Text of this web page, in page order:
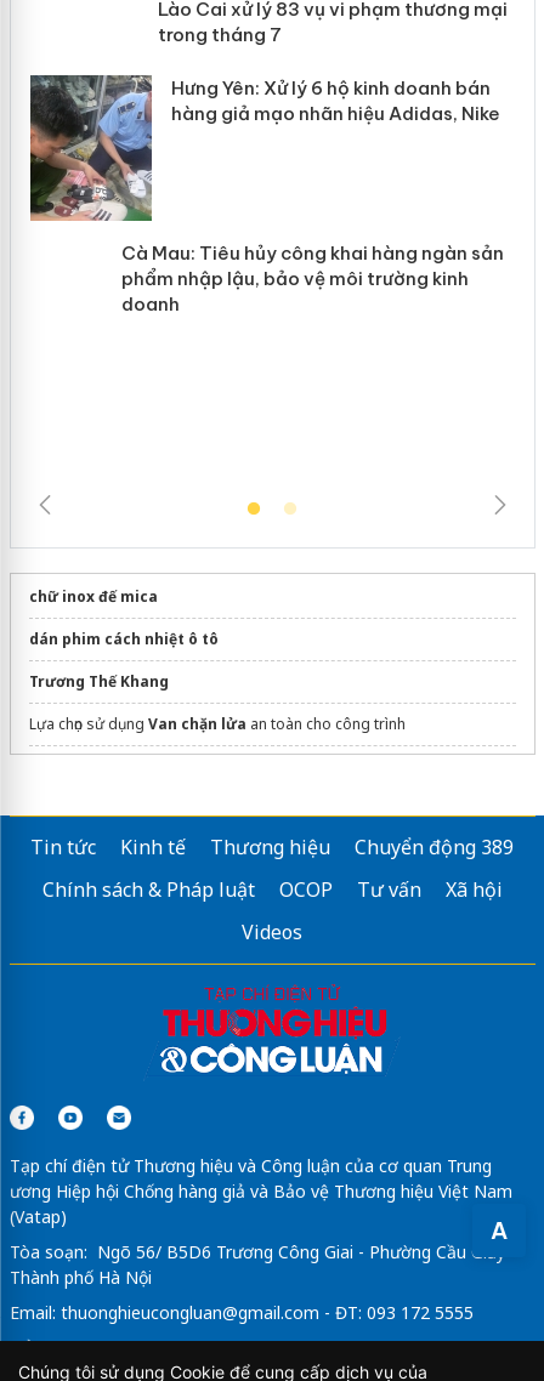
A
Lào Cai xử lý 83 vụ vi phạm thương
mại trong tháng 7
chữ inox đế mica
dán phim cách nhiệt ô tô
Trương Thế Khang
Lựa chọn sử dụng Van chặn lửa an toàn cho công trình
Mua Bông tẩy trang IpekGiá tốt
Làm bảng hiệutại Quảng cáo Idea
Tin tức Kinh tế Thương hiệu
Chuyển động 389
Chính sách & Pháp luật
OCOP Tư vấn
Xã hội
Videos
Tạp chí điện tử Thương hiệu và Công luận của cơ quan Trung
ương Hiệp hội Chống hàng giả và Bảo vệ Thương hiệu Việt Nam
(Vatap)
Tòa soạn: Ngõ 56/ B5D6 Trương Công Giai - Phường Cầu Giấy -
Thành phố Hà Nội
Email: thuonghieucongluan@gmail.com - ĐT: 093 172 5555
Tổng Biên Tập: Vũ Đức Thuận
Chúng tôi sử dụng Cookie để cung cấp dịch vụ của